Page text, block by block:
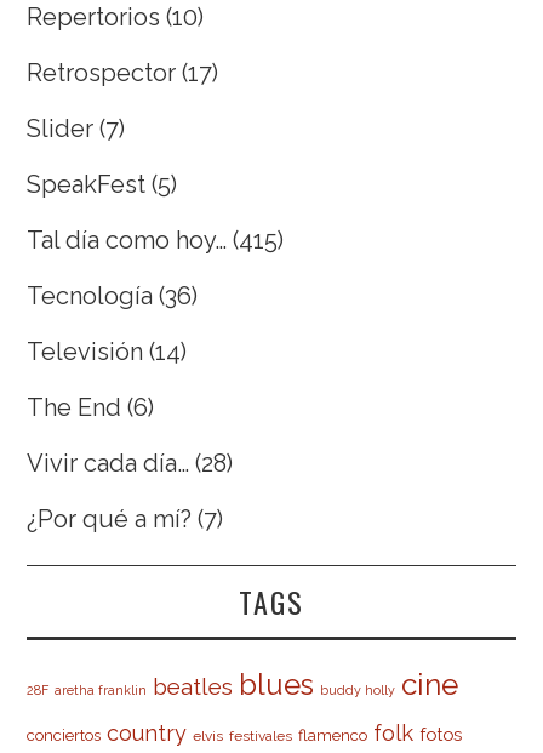
Repertorios (10)
Retrospector (17)
Slider (7)
SpeakFest (5)
Tal día como hoy… (415)
Tecnología (36)
Televisión (14)
The End (6)
Vivir cada día… (28)
¿Por qué a mí? (7)
TAGS
28F aretha franklin beatles blues buddy holly cine
conciertos country elvis festivales flamenco folk fotos